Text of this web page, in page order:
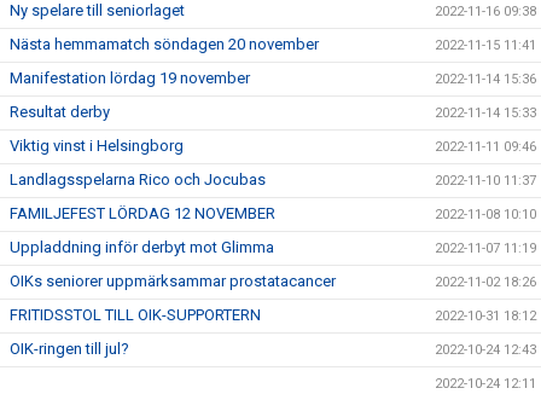
Ny spelare till seniorlaget 2022-11-16 09:38
Nästa hemmamatch söndagen 20 november 2022-11-15 11:41
Manifestation lördag 19 november 2022-11-14 15:36
Resultat derby 2022-11-14 15:33
Viktig vinst i Helsingborg 2022-11-11 09:46
Landlagsspelarna Rico och Jocubas 2022-11-10 11:37
FAMILJEFEST LÖRDAG 12 NOVEMBER 2022-11-08 10:10
Uppladdning inför derbyt mot Glimma 2022-11-07 11:19
OIKs seniorer uppmärksammar prostatacancer 2022-11-02 18:26
FRITIDSSTOL TILL OIK-SUPPORTERN 2022-10-31 18:12
OIK-ringen till jul? 2022-10-24 12:43
2022-10-24 12:11